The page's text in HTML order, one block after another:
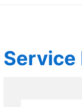
Service